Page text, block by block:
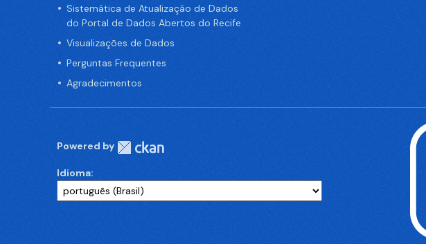
Sistemática de Atualização de Dados
do Portal de Dados Abertos do Recife
Visualizações de Dados
Perguntas Frequentes
Agradecimentos
Powered by
Idioma